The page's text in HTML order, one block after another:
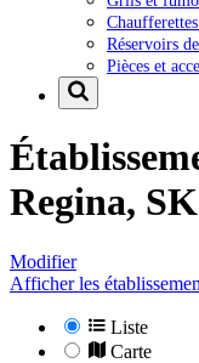
Réservoirs
Pièces et
Regina,
Modifier
Afficher les
Liste
Carte